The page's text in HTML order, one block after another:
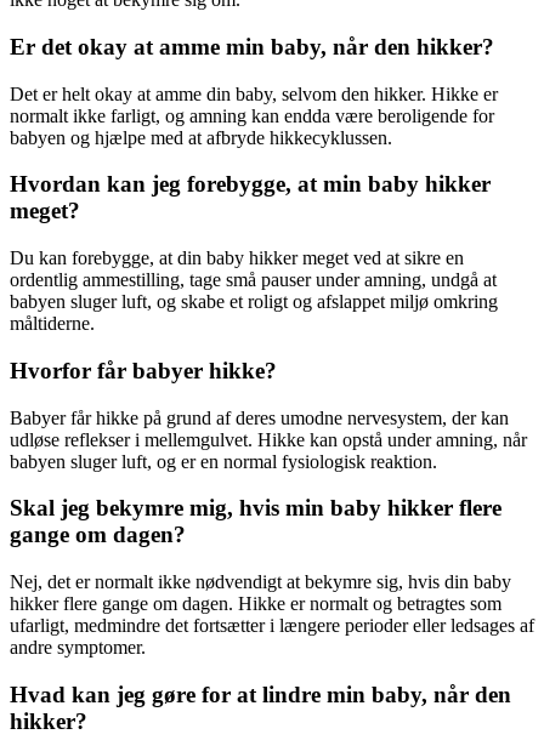
Er det okay at amme min baby, når den hikker?
Det er helt okay at amme din baby, selvom den hikker. Hikke er
normalt ikke farligt, og amning kan endda være beroligende for
babyen og hjælpe med at afbryde hikkecyklussen.
Hvordan kan jeg forebygge, at min baby hikker
meget?
Du kan forebygge, at din baby hikker meget ved at sikre en
ordentlig ammestilling, tage små pauser under amning, undgå at
babyen sluger luft, og skabe et roligt og afslappet miljø omkring
måltiderne.
Hvorfor får babyer hikke?
Babyer får hikke på grund af deres umodne nervesystem, der kan
udløse reflekser i mellemgulvet. Hikke kan opstå under amning, når
babyen sluger luft, og er en normal fysiologisk reaktion.
Skal jeg bekymre mig, hvis min baby hikker flere
gange om dagen?
Nej, det er normalt ikke nødvendigt at bekymre sig, hvis din baby
hikker flere gange om dagen. Hikke er normalt og betragtes som
ufarligt, medmindre det fortsætter i længere perioder eller ledsages af
andre symptomer.
Hvad kan jeg gøre for at lindre min baby, når den
hikker?